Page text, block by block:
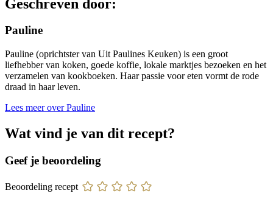
Geschreven door:
Pauline
Pauline (oprichtster van Uit Paulines Keuken) is een groot
liefhebber van koken, goede koffie, lokale marktjes bezoeken en het
verzamelen van kookboeken. Haar passie voor eten vormt de rode
draad in haar leven.
Lees meer over Pauline
Wat vind je van dit recept?
Geef je beoordeling
Beoordeling recept